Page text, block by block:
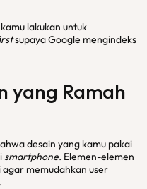
lakukan untuk
supaya Google mengindeks
yang Ramah
desain yang kamu pakai
smartphone. Elemen-elemen
memudahkan user